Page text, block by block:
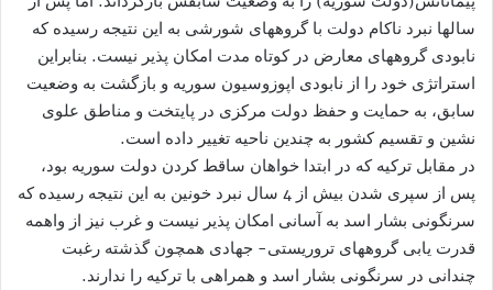
سالها نبرد ناکام دولت با گروههای شورشی به این نتیجه رسیده که
نابودی گروههای معارض در کوتاه مدت امکان پذیر نیست. بنابراین
استراتژی خود را از نابودی اپوزوسیون سوریه و بازگشت به وضعیت
سابق، به حمایت و حفظ دولت مرکزی در پایتخت و مناطق علوی
نشین و تقسیم کشور به چندین ناحیه تغییر داده است.
در مقابل ترکیه که در ابتدا خواهان ساقط کردن دولت سوریه بود،
پس از سپری شدن بیش از 4 سال نبرد خونین به این نتیجه رسیده که
سرنگونی بشار اسد به آسانی امکان پذیر نیست و غرب نیز از واهمه
قدرت یابی گروههای تروریستی- جهادی همچون گذشته رغبت
چندانی در سرنگونی بشار اسد و همراهی با ترکیه را ندارند.